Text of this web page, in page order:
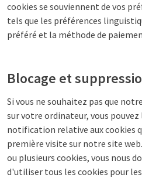
cookies se souviennent de vos
tels que les préférences
préféré et la méthode de
Blocage et
Si vous ne souhaitez pas que
sur votre ordinateur, vous
notification relative aux cookies
première visite sur notre site
ou plusieurs cookies, vous nous
d'utiliser tous les cookies pour